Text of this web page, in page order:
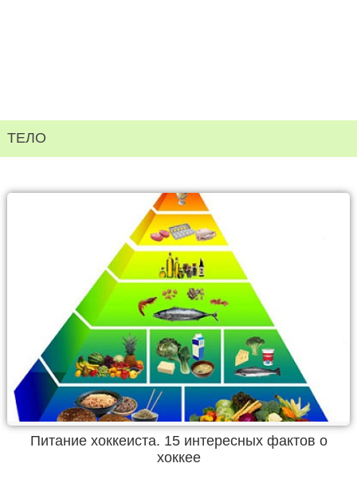
ТЕЛО
Питание хоккеиста. 15 интересных фактов о
хоккее